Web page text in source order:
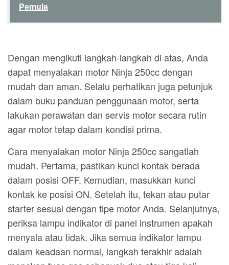
Pemula
Dengan mengikuti langkah-langkah di atas, Anda
dapat menyalakan motor Ninja 250cc dengan
mudah dan aman. Selalu perhatikan juga petunjuk
dalam buku panduan penggunaan motor, serta
lakukan perawatan dan servis motor secara rutin
agar motor tetap dalam kondisi prima.
Cara menyalakan motor Ninja 250cc sangatlah
mudah. Pertama, pastikan kunci kontak berada
dalam posisi OFF. Kemudian, masukkan kunci
kontak ke posisi ON. Setelah itu, tekan atau putar
starter sesuai dengan tipe motor Anda. Selanjutnya,
periksa lampu indikator di panel instrumen apakah
menyala atau tidak. Jika semua indikator lampu
dalam keadaan normal, langkah terakhir adalah